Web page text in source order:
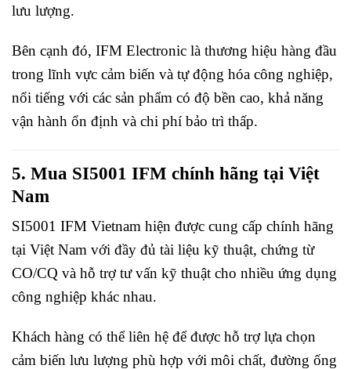
lưu lượng.
Bên cạnh đó, IFM Electronic là thương hiệu hàng đầu
trong lĩnh vực cảm biến và tự động hóa công nghiệp,
nổi tiếng với các sản phẩm có độ bền cao, khả năng
vận hành ổn định và chi phí bảo trì thấp.
5. Mua SI5001 IFM chính hãng tại Việt
Nam
SI5001 IFM Vietnam hiện được cung cấp chính hãng
tại Việt Nam với đầy đủ tài liệu kỹ thuật, chứng từ
CO/CQ và hỗ trợ tư vấn kỹ thuật cho nhiều ứng dụng
công nghiệp khác nhau.
Khách hàng có thể liên hệ để được hỗ trợ lựa chọn
cảm biến lưu lượng phù hợp với môi chất, đường ống